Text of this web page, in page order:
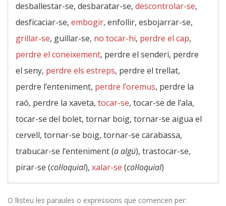
desballestar-se, desbaratar-se, descontrolar-se,
desficaciar-se, embogir, enfollir, esbojarrar-se,
grillar-se, guillar-se, no tocar-hi, perdre el cap,
perdre el coneixement, perdre el senderi, perdre
el seny, perdre els estreps, perdre el trellat,
perdre l’enteniment, perdre l’oremus, perdre la
raó, perdre la xaveta, tocar-se, tocar-se de l’ala,
tocar-se del bolet, tornar boig, tornar-se aigua el
cervell, tornar-se boig, tornar-se carabassa,
trabucar-se l’enteniment (a algú), trastocar-se,
pirar-se (col·loquial), xalar-se (col·loquial)
O llisteu les paraules o expressions que comencen per: